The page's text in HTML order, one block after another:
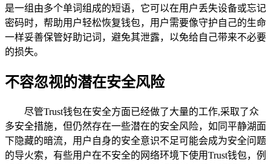
是一组由多个单词组成的短语，它可以在用户丢失设备或忘记
密码时，帮助用户轻松恢复钱包，用户需要像守护自己的生命
一样妥善保管好助记词，避免其泄露，以免给自己带来不必要
的损失。
不容忽视的潜在安全风险
尽管Trust钱包在安全方面已经做了大量的工作,采取了众
多安全措施，但仍然存在一些潜在的安全风险，如同平静湖面
下隐藏的暗流，用户自身的安全意识不足可能会成为安全问题
的导火索，有些用户在不安全的网络环境下使用Trust钱包，例